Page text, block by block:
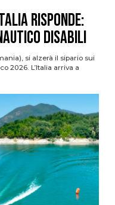
risponde:
Disabili
si alzerà il sipario sui
2026. L’Italia arriva a